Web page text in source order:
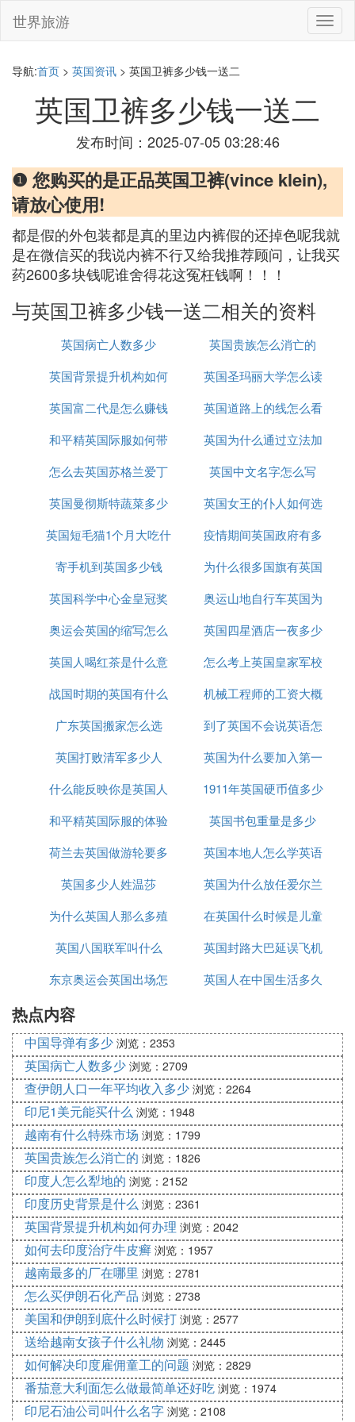
切
换
世界旅游
导航:首页 > 英国资讯 > 英国卫裤多少钱一送二
英国卫裤多少钱一送二
发布时间：2025-07-05 03:28:46
❶ 您购买的是正品英国卫裤(vince klein),
请放心使用!
都是假的外包装都是真的里边内裤假的还掉色呢我就
是在微信买的我说内裤不行又给我推荐顾问，让我买
药2600多块钱呢谁舍得花这冤枉钱啊！！！
与英国卫裤多少钱一送二相关的资料
英国病亡人数多少
英国贵族怎么消亡的
英国背景提升机构如何
办理
英国圣玛丽大学怎么读
英国富二代是怎么赚钱
的
英国道路上的线怎么看
和平精英国际服如何带
枪进出生岛
英国为什么通过立法加
强社会保障
怎么去英国苏格兰爱丁
堡
英国中文名字怎么写
英国曼彻斯特蔬菜多少
钱
英国女王的仆人如何选
的
英国短毛猫1个月大吃什
么
疫情期间英国政府有多
少钱
寄手机到英国多少钱
为什么很多国旗有英国
英国科学中心金皇冠奖
是什么
奥运山地自行车英国为
什么很厉害
奥运会英国的缩写怎么
改了
英国四星酒店一夜多少
钱
英国人喝红茶是什么意
思
怎么考上英国皇家军校
战国时期的英国有什么
事件
机械工程师的工资大概
多少英国
广东英国搬家怎么选
到了英国不会说英语怎
么办
英国打败清军多少人
英国为什么要加入第一
次世界大战
什么能反映你是英国人
1911年英国硬币值多少
钱
和平精英国际服的体验
服如何上去
英国书包重量是多少
荷兰去英国做游轮要多
久
英国本地人怎么学英语
英国多少人姓温莎
英国为什么放任爱尔兰
独立
为什么英国人那么多殖
民地
在英国什么时候是儿童
节
英国八国联军叫什么
英国封路大巴延误飞机
延误怎么办
东京奥运会英国出场怎
英国人在中国生活多久
热点内容
中国导弹有多少 浏览：2353
英国病亡人数多少 浏览：2709
查伊朗人口一年平均收入多少 浏览：2264
印尼1美元能买什么 浏览：1948
越南有什么特殊市场 浏览：1799
英国贵族怎么消亡的 浏览：1826
印度人怎么犁地的 浏览：2152
印度历史背景是什么 浏览：2361
英国背景提升机构如何办理 浏览：2042
如何去印度治疗牛皮癣 浏览：1957
越南最多的厂在哪里 浏览：2781
怎么买伊朗石化产品 浏览：2738
美国和伊朗到底什么时候打 浏览：2577
送给越南女孩子什么礼物 浏览：2445
如何解决印度雇佣童工的问题 浏览：2829
番茄意大利面怎么做最简单还好吃 浏览：1974
印尼石油公司叫什么名字 浏览：2108